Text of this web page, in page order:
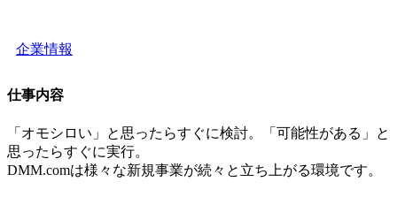
企業情報
仕事内容
「オモシロい」と思ったらすぐに検討。「可能性がある」と
思ったらすぐに実行。
DMM.comは様々な新規事業が続々と立ち上がる環境です。